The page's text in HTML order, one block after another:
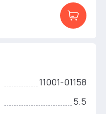
11001-01158
5.5